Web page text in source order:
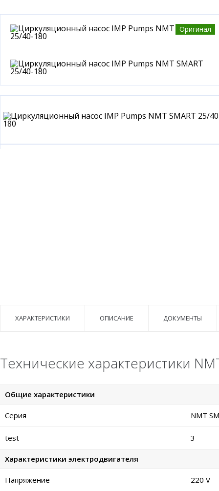
Оригинал
ХАРАКТЕРИСТИКИ ОПИСАНИЕ ДОКУМЕНТЫ
Технические характеристики
Общие характеристики
Серия NMT
test 3
Характеристики электродвигателя
Напряжение 220 V